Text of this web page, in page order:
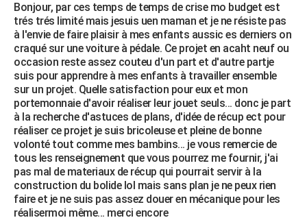
Mobiles
Meilleur smartphone
Internet
Ordinateurs
Jeux vidéo
Guide high-tech
+BRICOLAGE
Forum
Aménagement intérieur
Extérieur
Cuisine
Salle de bains
Jardinage
Rangement
WEEK-END
Guides de France
Escapades
Patrimoine
Expositions
Musées
Week-end nature
+LIFESTYLE
Art de vivre
Bien-être
Loisirs
Mode
Modes de vie
SANTE
Alimentation
Guide de la santé
Maladies
Médicaments
Sommeil
VOYAGE
Destinations
City break
Voyage nature
Voyage de noces
Forum
Climat
PHOTO
GUIDES D'ACHAT
BONS PLANS
Bonjour, par ces temps de temps de crise mo budget est
trés trés limité mais jesuis uen maman et je ne résiste pas
à l'envie de faire plaisir à mes enfants aussic es derniers on
craqué sur une voiture à pédale. Ce projet en acaht neuf ou
occasion reste assez couteu d'un part et d'autre partje
suis pour apprendre à mes enfants à travailler ensemble
sur un projet. Quelle satisfaction pour eux et mon
portemonnaie d'avoir réaliser leur jouet seuls... donc je part
à la recherche d'astuces de plans, d'idée de récup ect pour
réaliser ce projet je suis bricoleuse et pleine de bonne
volonté tout comme mes bambins... je vous remercie de
tous les renseignement que vous pourrez me fournir, j'ai
pas mal de materiaux de récup qui pourrait servir à la
construction du bolide lol mais sans plan je ne peux rien
faire et je ne suis pas assez douer en mécanique pour les
réalisermoi même... merci encore